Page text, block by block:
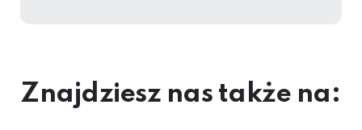
Znajdziesz nas także na: